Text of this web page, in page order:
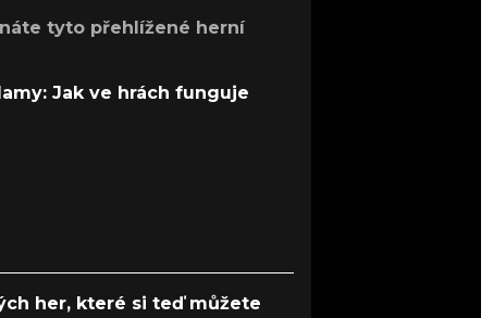
tyto přehlížené herní
Jak ve hrách funguje
her, které si teď můžete